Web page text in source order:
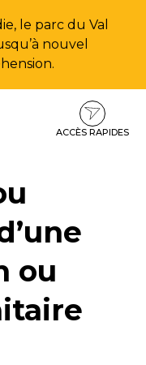
le parc du Val
nouvel
ACCÈS RAPIDES
ou